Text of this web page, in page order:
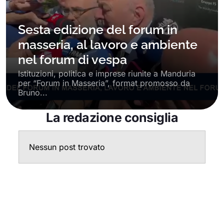
Sesta edizione del forum in
masseria, al lavoro e ambiente
nel forum di vespa
Istituzioni, politica e imprese riunite a Manduria
per “Forum in Masseria”, format promosso da
Bruno...
La redazione consiglia
Nessun post trovato